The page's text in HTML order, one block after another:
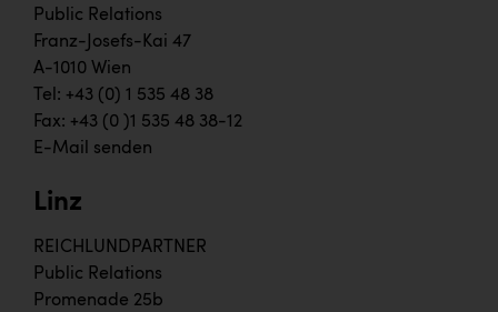
Public Relations
Franz-Josefs-Kai 47
A-1010 Wien
Tel: +43 (0) 1 535 48 38
Fax: +43 (0 )1 535 48 38-12
E-Mail senden
Linz
REICHLUNDPARTNER
Public Relations
Promenade 25b